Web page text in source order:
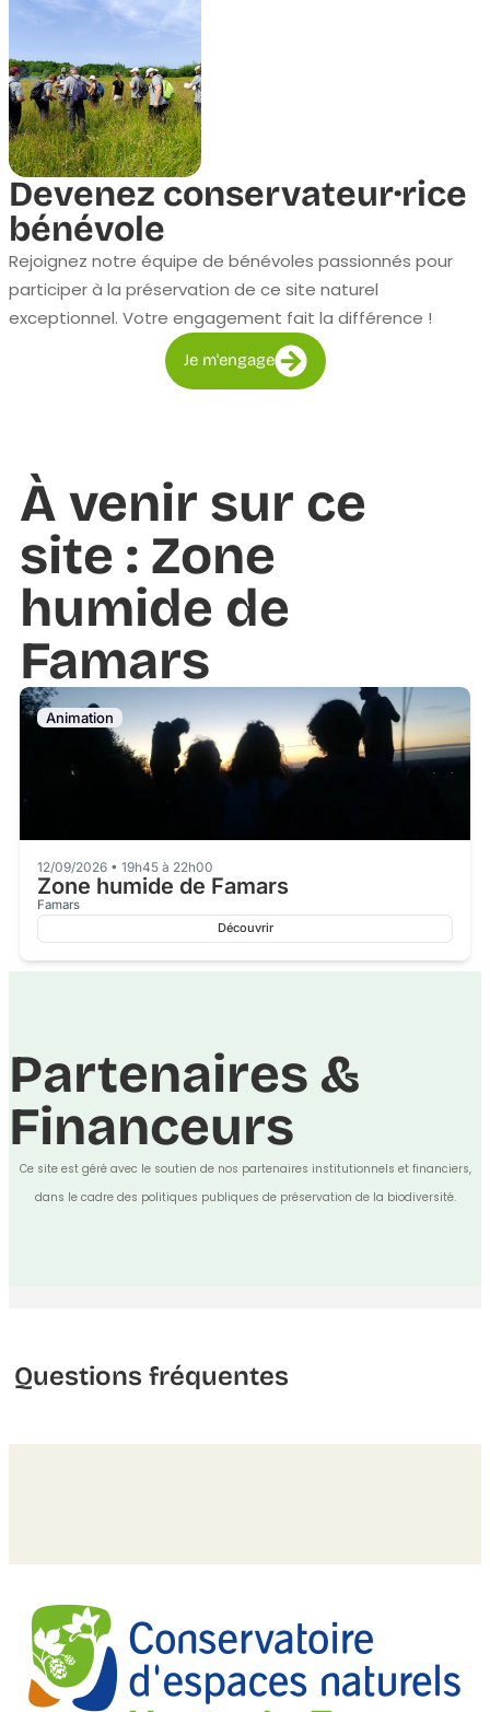
Devenez conservateur·rice
bénévole
Rejoignez notre équipe de bénévoles passionnés pour
participer à la préservation de ce site naturel
exceptionnel. Votre engagement fait la différence !
Je m'engage
À venir sur ce
site : Zone
humide de
Famars
Animation
12/09/2026 • 19h45 à 22h00
Zone humide de Famars
Famars
Découvrir
Partenaires &
Financeurs
Ce site est géré avec le soutien de nos partenaires institutionnels et financiers,
dans le cadre des politiques publiques de préservation de la biodiversité.
Questions fréquentes